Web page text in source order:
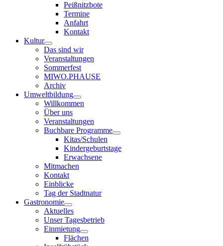
Peißnitzbote
Termine
Anfahrt
Kontakt
Kultur
Das sind wir
Veranstaltungen
Sommerfest
MIWO.PHAUSE
Archiv
Umweltbildung
Willkommen
Über uns
Veranstaltungen
Buchbare Programme
Kitas/Schulen
Kindergeburtstage
Erwachsene
Mitmachen
Kontakt
Einblicke
Tag der Stadtnatur
Gastronomie
Aktuelles
Unser Tagesbetrieb
Einmietung
Flächen